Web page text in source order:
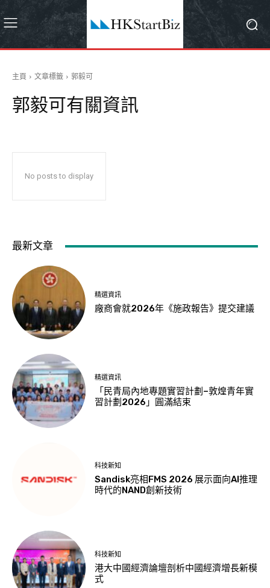
主頁 文章標籤 郭毅可
郭毅可有關資訊
No posts to display
最新文章
精選資訊
廠商會就2026年《施政報告》提交建議
精選資訊
「民青局內地專題實習計劃–敦煌青年實
習計劃2026」圓滿結束
科技新知
Sandisk亮相FMS 2026 展示面向AI推理
時代的NAND創新技術
科技新知
港大中國經濟論壇剖析中國經濟增長新模
式